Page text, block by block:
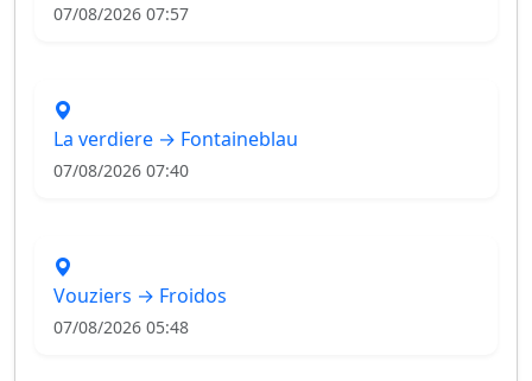
07/08/2026 07:57
La verdiere → Fontaineblau
07/08/2026 07:40
Vouziers → Froidos
07/08/2026 05:48